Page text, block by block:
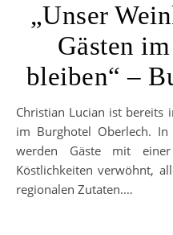
„Unser
Gästen
bleiben“ –
Christian Lucian ist bereits in dritter Generation Gastgeber
im Burghotel Oberlech. In
werden Gäste mit
Köstlichkeiten verwöhnt,
regionalen Zutaten.…